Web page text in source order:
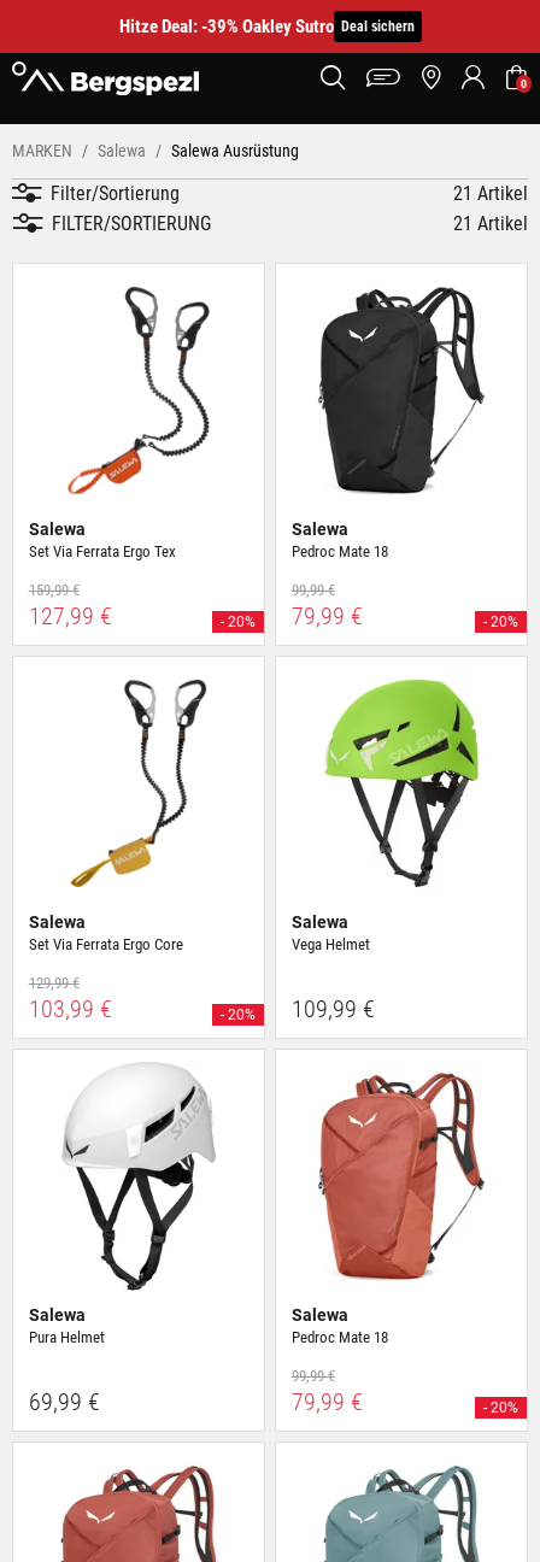
Hitze Deal: -39% Oakley Sutro Deal sichern
0
MARKEN Salewa Salewa Ausrüstung
Filter/Sortierung
21 Artikel
FILTER/SORTIERUNG
21 Artikel
Salewa
Set Via Ferrata Ergo Tex
159,99 €
127,99 € - 20%
Salewa
Pedroc Mate 18
99,99 €
79,99 € - 20%
Salewa
Set Via Ferrata Ergo Core
129,99 €
103,99 € - 20%
Salewa
Vega Helmet
109,99 €
Salewa
Pura Helmet
69,99 €
Salewa
Pedroc Mate 18
99,99 €
79,99 € - 20%